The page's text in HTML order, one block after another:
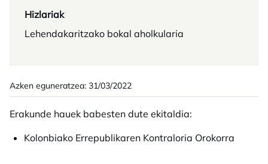
Hizlariak
Lehendakaritzako bokal aholkularia
Azken eguneratzea: 31/03/2022
Erakunde hauek babesten dute ekitaldia:
Kolonbiako Errepublikaren Kontraloria Orokorra